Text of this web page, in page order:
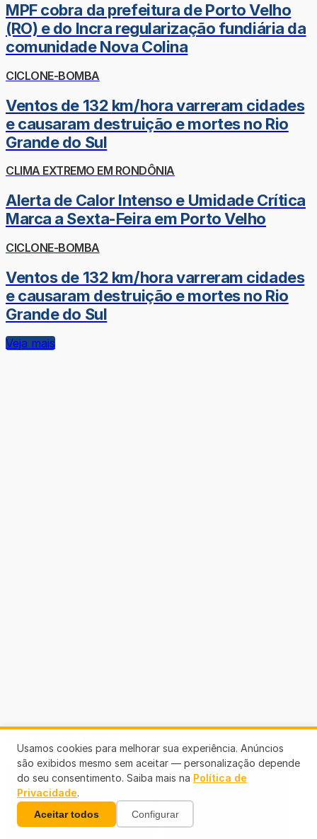
MPF cobra da prefeitura de Porto Velho
(RO) e do Incra regularização fundiária da
comunidade Nova Colina
CICLONE-BOMBA
Ventos de 132 km/hora varreram cidades
e causaram destruição e mortes no Rio
Grande do Sul
CLIMA EXTREMO EM RONDÔNIA
Alerta de Calor Intenso e Umidade Crítica
Marca a Sexta-Feira em Porto Velho
CICLONE-BOMBA
Ventos de 132 km/hora varreram cidades
e causaram destruição e mortes no Rio
Grande do Sul
Veja mais
Usamos cookies para melhorar sua experiência. Anúncios
são exibidos mesmo sem aceitar — personalização depende
do seu consentimento. Saiba mais na Política de
Privacidade.
Aceitar todos Configurar